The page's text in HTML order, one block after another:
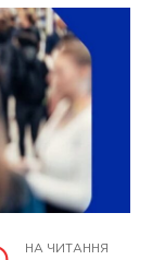
НА ЧИТАННЯ